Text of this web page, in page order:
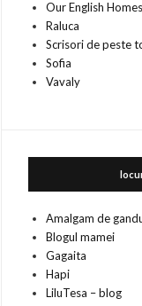
Our English
Raluca
Scrisori de peste
Sofia
Vavaly
Amalgam de
Blogul mamei
Gagaita
Hapi
LiluTesa – blog